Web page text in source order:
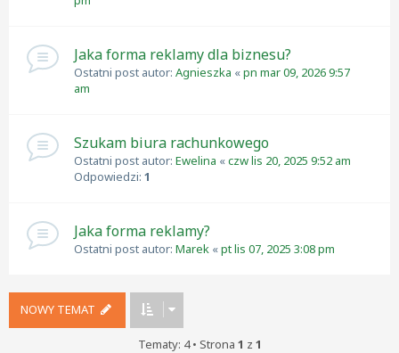
Jaka forma reklamy dla biznesu?
Ostatni post autor: Agnieszka «pn mar 09, 2026 9:57
am
Szukam biura rachunkowego
Ostatni post autor: Ewelina «czw lis 20, 2025 9:52 am
Odpowiedzi: 1
Jaka forma reklamy?
Ostatni post autor: Marek «pt lis 07, 2025 3:08 pm
NOWY TEMAT
Tematy: 4 • Strona 1 z 1